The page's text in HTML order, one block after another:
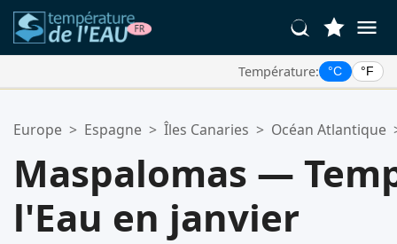
Température: °C °F
Votre liste de favoris est vide.
Europe > Espagne > Îles Canaries > Océan Atlantique
Maspalomas —
l'Eau en janvier